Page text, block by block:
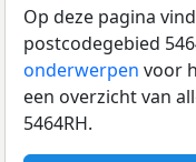
Op deze pagina
postcodegebied
onderwerpen voor
een overzicht van
5464RH.